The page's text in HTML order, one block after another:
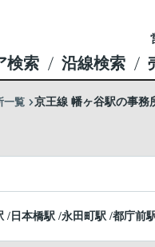
検索 沿線検索
一覧 京王線 幡ヶ谷駅の事務
/ 日本橋駅 /永田町駅 /都庁前